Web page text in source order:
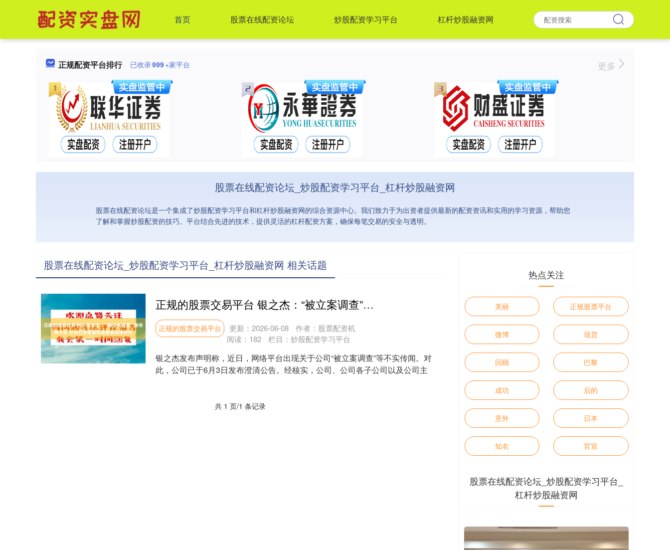
首页 股票在线配资论坛 炒股配资学习平台 杠杆炒股融资网
正规配资平台排行 已收录999+家平台 更多
股票在线配资论坛_炒股配资学习平台_杠杆炒股融资网
股票在线配资论坛是一个集成了炒股配资学习平台和杠杆炒股融资网的综合资源中心。我们致力于为出资者提供最新的配资资讯和实用的学习资源，帮助您
了解和掌握炒股配资的技巧。平台结合先进的技术，提供灵活的杠杆配资方案，确保每笔交易的安全与透明。
股票在线配资论坛_炒股配资学习平台_杠杆炒股融资网 相关话题
正规的股票交易平台 银之杰：“被立案调查”等传闻不实 公司已报案追究造谣者法律责任
正规的股票交易平台 更新：2026-06-08
作者：股票配资机
阅读： 182 栏目： 炒股配资学习平台
银之杰发布声明称，近日，网络平台出现关于公司“被立案调查”等不实传闻。对
此，公司已于6月3日发布澄清公告。经核实，公司、公司各子公司以及公司主
共 1 页/1 条记录
热点关注
美丽 正规股票平台
微博 现货
回顾 巴黎
成功 后的
意外 日本
知名 官宣
股票在线配资论坛_炒股配资学习平台_
杠杆炒股融资网